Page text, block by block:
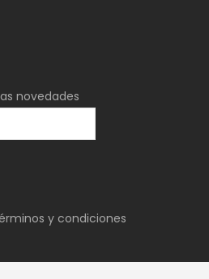
novedades
y condiciones